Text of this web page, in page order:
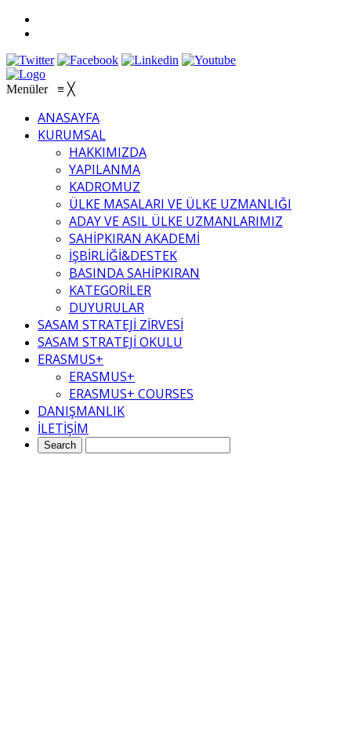
Menüler ≡ ╳
ANASAYFA
KURUMSAL
HAKKIMIZDA
YAPILANMA
KADROMUZ
ÜLKE MASALARI VE ÜLKE UZMANLIĞI
ADAY VE ASIL ÜLKE UZMANLARIMIZ
SAHİPKIRAN AKADEMİ
İŞBİRLİĞİ&DESTEK
BASINDA SAHİPKIRAN
KATEGORİLER
DUYURULAR
SASAM STRATEJİ ZİRVESİ
SASAM STRATEJİ OKULU
ERASMUS+
ERASMUS+
ERASMUS+ COURSES
DANIŞMANLIK
İLETİŞİM